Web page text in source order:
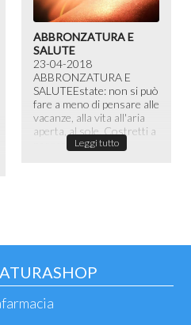
ABBRONZATURA E
SALUTE
23-04-2018
ABBRONZATURA E
SALUTE​ Estate: non si può
fare a meno di pensare alle
vacanze, alla vita all'aria
aperta, al sole. Costretti a
passare la maggior ...
Leggi tutto